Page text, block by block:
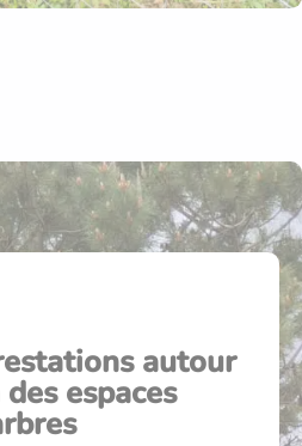
autour
espaces